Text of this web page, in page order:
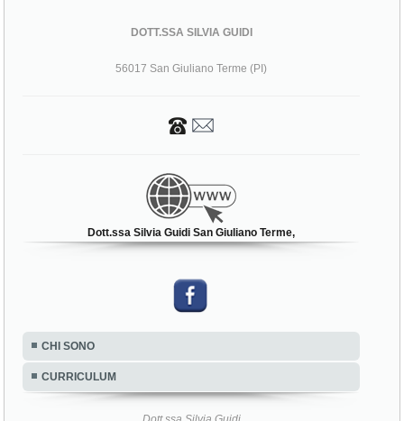
DOTT.SSA SILVIA GUIDI
56017 San Giuliano Terme (PI)
Dott.ssa Silvia Guidi San Giuliano Terme,
CHI SONO
CURRICULUM